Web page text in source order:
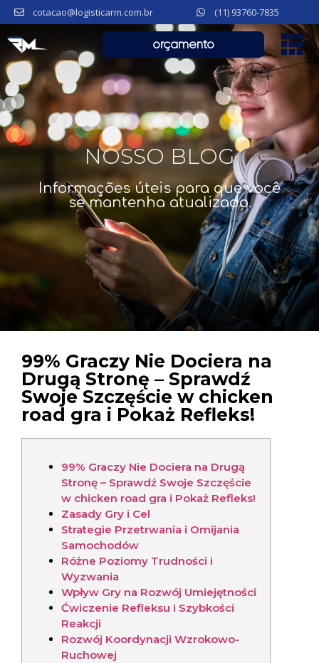
cotacao@logisticarm.com.br (11) 93760-7835
orçamento
NOSSO BLOG
Informações úteis para que você
se mantenha atualizado.
99% Graczy Nie Dociera na
Drugą Stronę – Sprawdź
Swoje Szczęście w chicken
road gra i Pokaż Refleks!
99% Graczy Nie Dociera na Drugą
Stronę – Sprawdź Swoje Szczęście
w chicken road gra i Pokaż Refleks!
Zasady Gry i Cel
Strategie Przetrwania i Omijania
Samochodów
Różne Poziomy Trudności i
Wyzwania
Wpływ Gry na Rozwój Umiejętności
Ćwiczenie Refleksu i Szybkości
Reakcji
Rozwój Koordynacji Wzrokowo-
Ruchowej